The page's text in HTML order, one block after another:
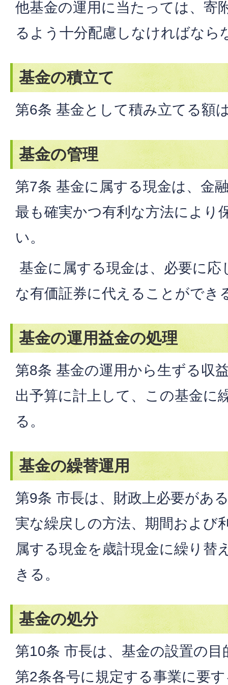
他基金の運用に当たっては、寄
るよう十分配慮しなければなら
基金の積立て
第6条 基金として積み立てる額
基金の管理
第7条 基金に属する現金は、金
最も確実かつ有利な方法により
い。
基金に属する現金は、必要に応
な有価証券に代えることができ
基金の運用益金の処理
第8条 基金の運用から生ずる収
出予算に計上して、この基金に
る。
基金の繰替運用
第9条 市長は、財政上必要があ
実な繰戻しの方法、期間および
属する現金を歳計現金に繰り替
きる。
基金の処分
第10条 市長は、基金の設置の
第2条各号に規定する事業に要